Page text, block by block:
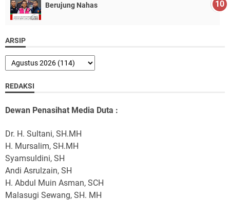
Berujung Nahas
ARSIP
REDAKSI
Dewan Penasihat Media Duta :
Dr. H. Sultani, SH.MH
H. Mursalim, SH.MH
Syamsuldini, SH
Andi Asrulzain, SH
H. Abdul Muin Asman, SCH
Malasugi Sewang, SH. MH